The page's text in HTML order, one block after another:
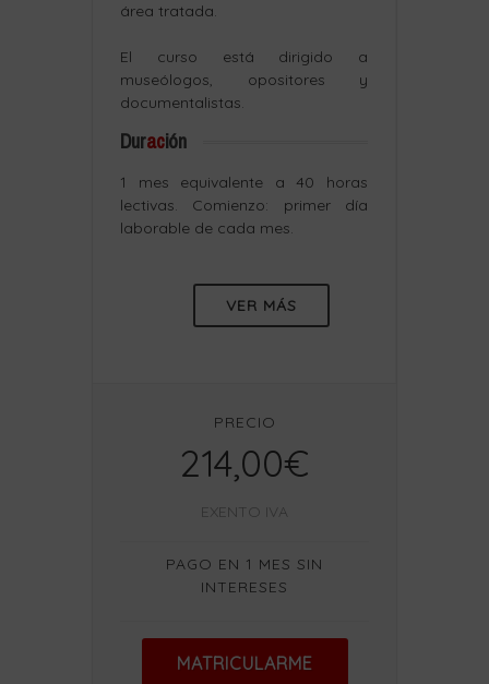
área tratada.
El curso está dirigido a
museólogos, opositores y
Duración
1 mes equivalente a 40 horas
lectivas. Comienzo: primer día
laborable de cada mes.
VER MÁS
PRECIO
214,00€
EXENTO IVA
PAGO EN 1 MES SIN
INTERESES
MATRICULARME